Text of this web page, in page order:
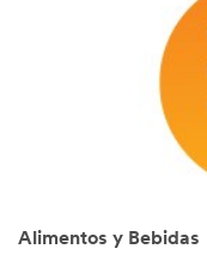
Alimentos y Bebidas